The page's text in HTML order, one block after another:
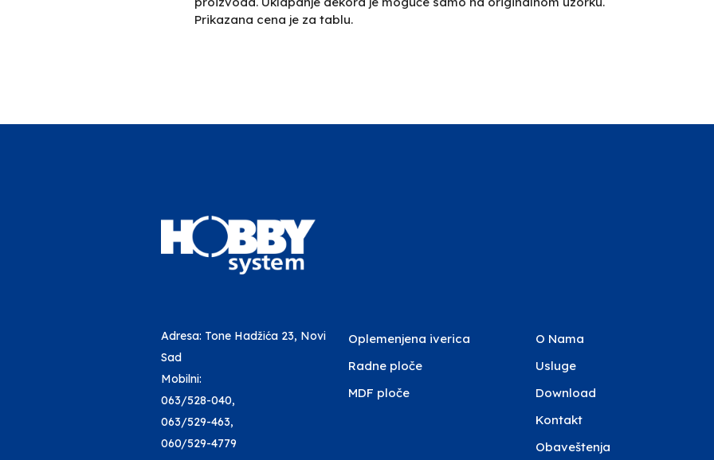
Prikazana cena je za tablu.
Adresa: Tone Hadžića 23, Novi
Sad
Mobilni:
063/528-040,
063/529-463,
060/529-4779
Oplemenjena iverica
Radne ploče
MDF ploče
O Nama
Usluge
Download
Kontakt
Obaveštenja